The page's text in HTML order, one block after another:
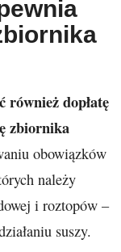
również dopłatę
zbiornika
obowiązków
należy
i roztopów –
suszy.